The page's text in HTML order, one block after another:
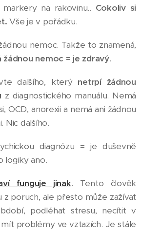
na rakovinu.. Cokoliv si
Vše je v pořádku.
nemoc. Takže to znamená,
žádnou nemoc = je zdravý.
dalšího, který netrpí žádnou
z diagnostického manuálu. Nemá
OCD, anorexii a nemá ani žádnou
Nic dalšího.
diagnózu = je duševně
logiky ano.
funguje jinak. Tento člověk
z poruch, ale přesto může zažívat
podléhat stresu, necítit v
problémy ve vztazích. Je stále